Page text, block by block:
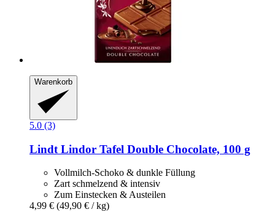
Warenkorb
5.0 (3)
Lindt Lindor Tafel Double Chocolate, 100 g
Vollmilch-Schoko & dunkle Füllung
Zart schmelzend & intensiv
Zum Einstecken & Austeilen
4,99 € (49,90 € / kg)